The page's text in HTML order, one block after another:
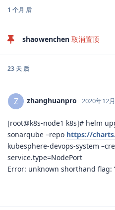
1 个月 后
shaowenchen 取消置顶
23 天 后
Z zhanghuanpro 2020年12
[root@k8s-node1 k8s]# helm
sonarqube –repo https://
kubesphere-devops-system
service.type=NodePort
Error: unknown shorthand flag: